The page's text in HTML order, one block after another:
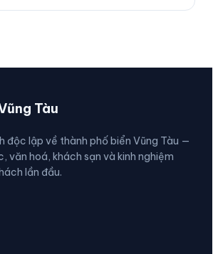
Tàu
độc lập về thành phố biển Vũng Tàu —
văn hoá, khách sạn và kinh nghiệm
lần đầu.